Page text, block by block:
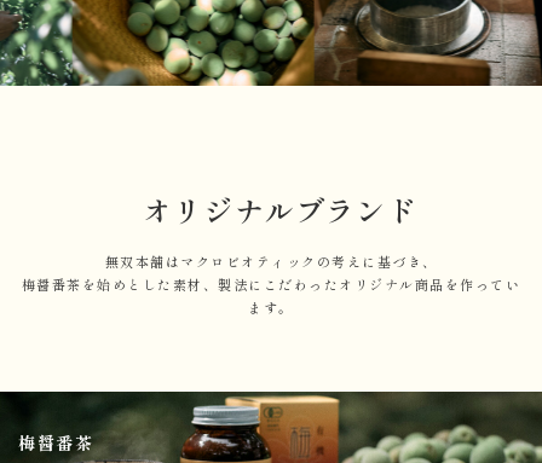
オリジナルブランド
無双本舗はマクロビオティックの考えに基づき、
梅醤番茶を始めとした素材、製法にこだわったオリジナル商品を作ってい
ます。
梅醤番茶